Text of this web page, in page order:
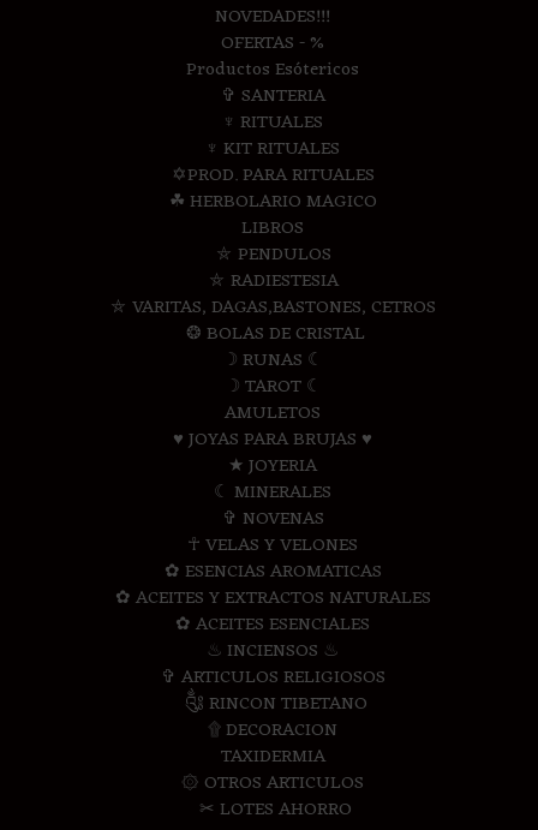
NOVEDADES!!!
OFERTAS - %
Productos Esótericos
✞ SANTERIA
♆ RITUALES
♆ KIT RITUALES
✡PROD. PARA RITUALES
☘ HERBOLARIO MAGICO
LIBROS
⛤ PENDULOS
⛤ RADIESTESIA
⛤ VARITAS, DAGAS,BASTONES, CETROS
❂ BOLAS DE CRISTAL
☽ RUNAS ☾
☽ TAROT ☾
AMULETOS
♥ JOYAS PARA BRUJAS ♥
★ JOYERIA
☾ MINERALES
✞ NOVENAS
☥ VELAS Y VELONES
✿ ESENCIAS AROMATICAS
✿ ACEITES Y EXTRACTOS NATURALES
✿ ACEITES ESENCIALES
♨ INCIENSOS ♨
✞ ARTICULOS RELIGIOSOS
༃ RINCON TIBETANO
۩ DECORACION
TAXIDERMIA
۞ OTROS ARTICULOS
✂ LOTES AHORRO